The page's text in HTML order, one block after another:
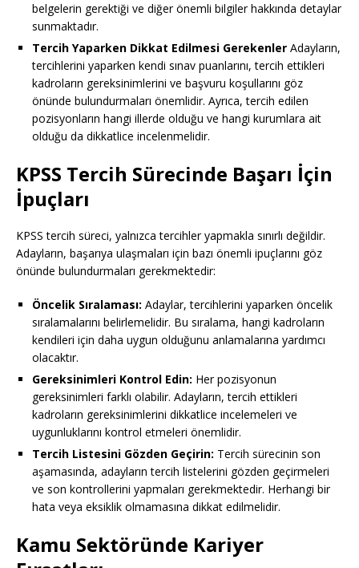
belgelerin gerektiği ve diğer önemli bilgiler hakkında detaylar
sunmaktadır.
Tercih Yaparken Dikkat Edilmesi Gerekenler Adayların,
tercihlerini yaparken kendi sınav puanlarını, tercih ettikleri
kadroların gereksinimlerini ve başvuru koşullarını göz
önünde bulundurmaları önemlidir. Ayrıca, tercih edilen
pozisyonların hangi illerde olduğu ve hangi kurumlara ait
olduğu da dikkatlice incelenmelidir.
KPSS Tercih Sürecinde Başarı İçin
İpuçları
KPSS tercih süreci, yalnızca tercihler yapmakla sınırlı değildir.
Adayların, başarıya ulaşmaları için bazı önemli ipuçlarını göz
önünde bulundurmaları gerekmektedir:
Öncelik Sıralaması: Adaylar, tercihlerini yaparken öncelik
sıralamalarını belirlemelidir. Bu sıralama, hangi kadroların
kendileri için daha uygun olduğunu anlamalarına yardımcı
olacaktır.
Gereksinimleri Kontrol Edin: Her pozisyonun
gereksinimleri farklı olabilir. Adayların, tercih ettikleri
kadroların gereksinimlerini dikkatlice incelemeleri ve
uygunluklarını kontrol etmeleri önemlidir.
Tercih Listesini Gözden Geçirin: Tercih sürecinin son
aşamasında, adayların tercih listelerini gözden geçirmeleri
ve son kontrollerini yapmaları gerekmektedir. Herhangi bir
hata veya eksiklik olmamasına dikkat edilmelidir.
Kamu Sektöründe Kariyer